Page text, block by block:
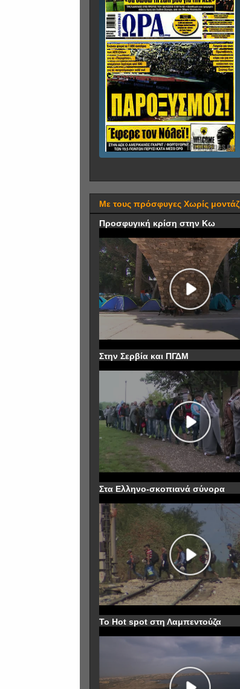
Με τους πρόσφυγες Χωρίς μοντάζ
Προσφυγική κρίση στην Κω
Στην Σερβία και ΠΓΔΜ
Στα Ελληνο-σκοπιανά σύνορα
To Hot spot στη Λαμπεντούζα